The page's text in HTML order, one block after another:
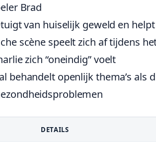
Brad
van huiselijk geweld en
scène speelt zich af tijdens
zich “oneindig” voelt
behandelt openlijk thema’s als
DETAILS